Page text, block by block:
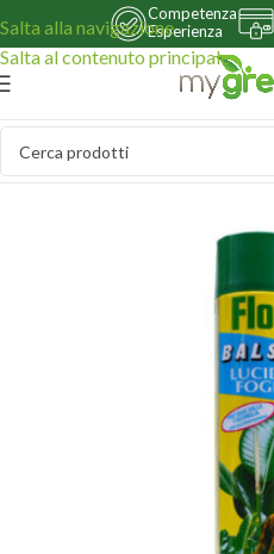
Salta alla navigazione
Salta al contenuto principale
Competenza
Esperienza